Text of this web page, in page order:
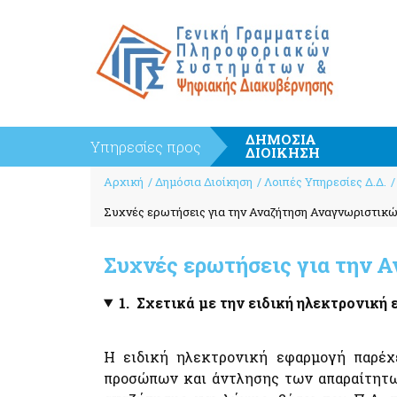
Υπηρεσίες προς ΔΗΜΟΣΙΑ
ΔΙΟΙΚΗΣΗ
Κέντρο Διαλειτουργικότητας (ΚΕ.Δ) Υπουργείου
Ψηφιακής Διακυβέρνησης
Εφαρμογή Διαχείρισης Αιτημάτων
Διαλειτουργικότητας (ΕΔΑ)
Υπηρεσιών
Διαδικτυακών Υπηρεσιών (web services)
Service Bus (ESB)
Πληρωμές - Εισπράξεις
Πληρωμές και Εισπράξεις
Συντάξεις Δημοσίου
ΕΘΝΙΚΗ ΑΡΧΗ PEPPOL
Ηλεκτρονικό Τιμολόγιο στις Δημόσιες Συμβάσεις
Επιχειρήσεις
Breadcrumb
Αρχική Δημόσια Διοίκηση Λοιπές Υπηρεσίες Δ.Δ.
Συχνές ερωτήσεις για την Αναζήτηση
Συχνές ερωτήσεις για
1. Σχετικά με την ειδική
Η ειδική ηλεκτρονική εφαρμογή
προσώπων και άντλησης των